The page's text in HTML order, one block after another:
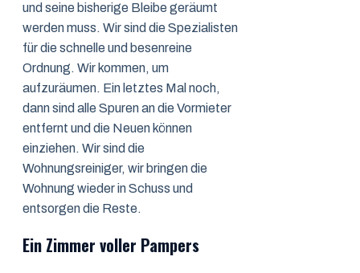
und seine bisherige Bleibe geräumt
werden muss. Wir sind die Spezialisten
für die schnelle und besenreine
Ordnung. Wir kommen, um
aufzuräumen. Ein letztes Mal noch,
dann sind alle Spuren an die Vormieter
entfernt und die Neuen können
einziehen. Wir sind die
Wohnungsreiniger, wir bringen die
Wohnung wieder in Schuss und
entsorgen die Reste.
Ein Zimmer voller Pampers